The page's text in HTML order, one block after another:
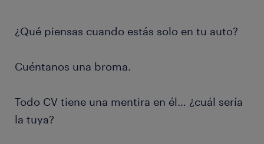
¿Qué piensas cuando estás solo en tu auto?
Cuéntanos una broma.
Todo CV tiene una mentira en él… ¿cuál sería
la tuya?